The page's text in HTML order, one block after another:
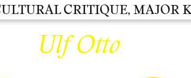
CRITIQUE, MAJOR
Ulf Otto